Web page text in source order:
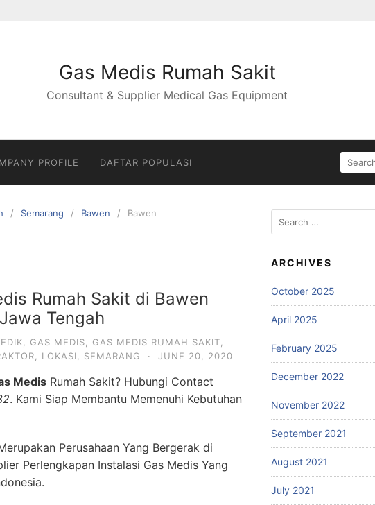
Gas Medis Rumah Sakit
Consultant & Supplier Medical Gas Equipment
PROFILE DAFTAR POPULASI
SEARCH
FOR:
Semarang Bawen Bawen
Rumah Sakit di Bawen
Tengah
GAS MEDIS GAS MEDIS RUMAH SAKIT
LOKASI SEMARANG · JUNE 20, 2020
Medis Rumah Sakit? Hubungi Contact
. Kami Siap Membantu Memenuhi Kebutuhan
Perusahaan Yang Bergerak di
Perlengkapan Instalasi Gas Medis Yang
Search
for:
ARCHIVES
October 2025
April 2025
February 2025
December 2022
November 2022
September 2021
August 2021
July 2021